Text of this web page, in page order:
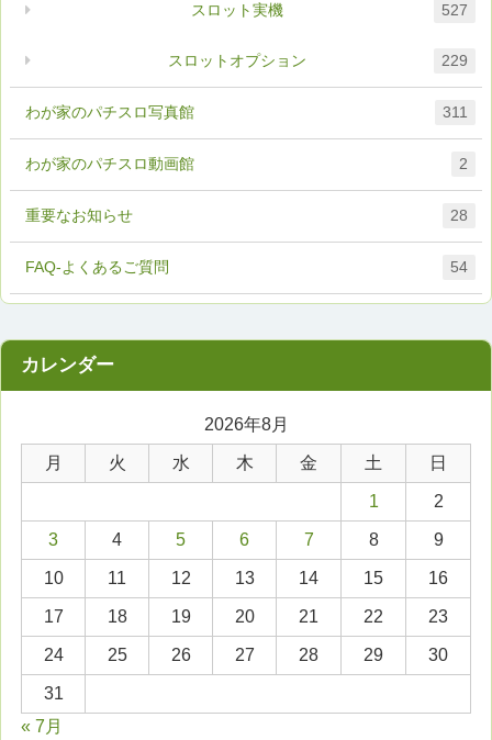
FAQ-よくあるご質問 54
わが家のパチスロ写真館 311
わが家のパチスロ動画館 2
スロットオプション 229
スロット実機 527
重要なお知らせ 28
2026年8月
月 火 水 木 金 土 日
1 2
3 4 5 6 7 8 9
10 11 12 13 14 15 16
17 18 19 20 21 22 23
24 25 26 27 28 29 30
31
« 7月